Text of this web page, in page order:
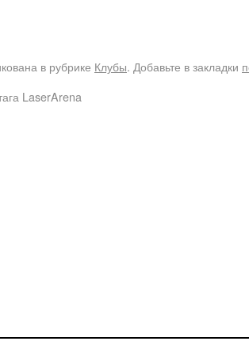
в рубрике Клубы. Добавьте в закладки
LaserArena